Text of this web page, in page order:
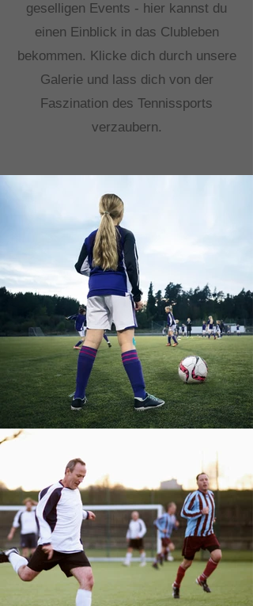
geselligen Events - hier kannst du
einen Einblick in das Clubleben
bekommen. Klicke dich durch unsere
Galerie und lass dich von der
Faszination des Tennissports
verzaubern.